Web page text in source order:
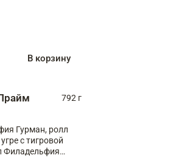
В корзину
792 г
Гурман, ролл
с тигровой
Филадельфия